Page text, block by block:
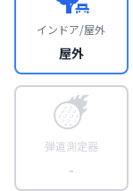
インドア/屋外
屋外
弾道測定器
-